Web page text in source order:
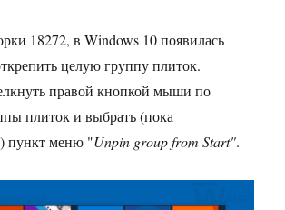
18272, в Windows 10 появилась
целую группу плиток.
правой кнопкой мыши по
плиток и выбрать (пока
пункт меню "Unpin group from Start".